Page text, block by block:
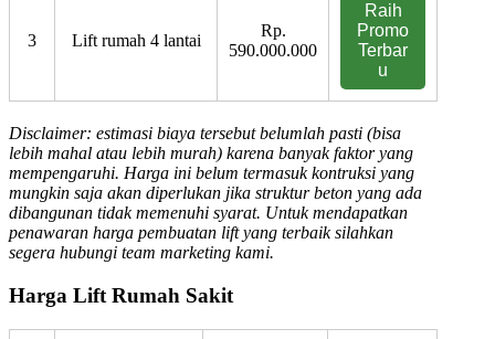
3 Lift rumah 4 lantai
Rp.
590.000.000
Raih
Promo
Terbar
u
Disclaimer: estimasi biaya tersebut belumlah pasti (bisa
lebih mahal atau lebih murah) karena banyak faktor yang
mempengaruhi. Harga ini belum termasuk kontruksi yang
mungkin saja akan diperlukan jika struktur beton yang ada
dibangunan tidak memenuhi syarat. Untuk mendapatkan
penawaran harga pembuatan lift yang terbaik silahkan
segera hubungi team marketing kami.
Harga Lift Rumah Sakit